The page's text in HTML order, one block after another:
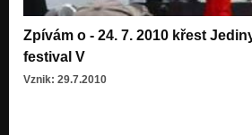
Zpívám o - 24. 7. 2010 křest
festival V
Vznik: 29.7.2010